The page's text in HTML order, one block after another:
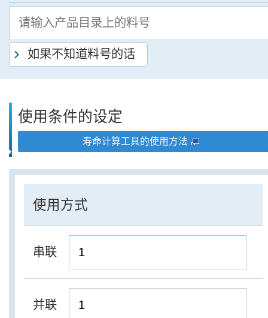
如果不知道料号的话
使用条件的设定
寿命计算工具的使用方法
使用方式
串联
并联